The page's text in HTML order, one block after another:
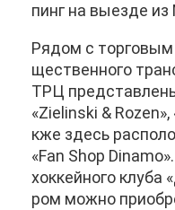
пинг на вы­ез­де
Ря­дом с
ще­ствен­но­го
ТРЦ
«Zielinski &
к­же здесь
«Fan Shop
хок­кей­но­го
ром мож­но